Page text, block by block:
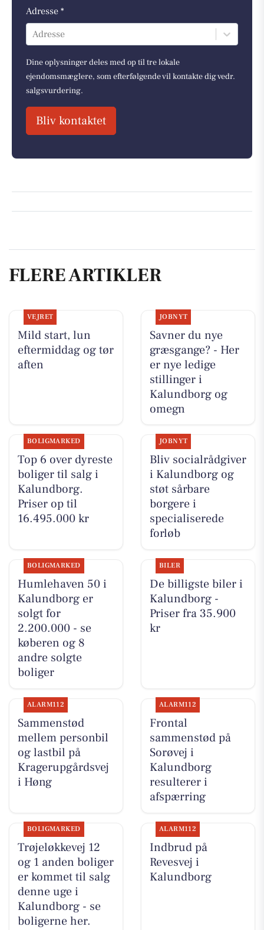
Adresse *
Adresse
Dine oplysninger deles med op til tre lokale
ejendomsmæglere, som efterfølgende vil kontakte dig vedr.
salgsvurdering.
Bliv kontaktet
FLERE ARTIKLER
VEJRET
Mild start, lun
eftermiddag og tør
aften
JOBNYT
Savner du nye
græsgange? - Her
er nye ledige
stillinger i
Kalundborg og
omegn
BOLIGMARKED
Top 6 over dyreste
boliger til salg i
Kalundborg.
Priser op til
16.495.000 kr
JOBNYT
Bliv socialrådgiver
i Kalundborg og
støt sårbare
borgere i
specialiserede
forløb
BOLIGMARKED
Humlehaven 50 i
Kalundborg er
solgt for
2.200.000 - se
køberen og 8
andre solgte
boliger
BILER
De billigste biler i
Kalundborg -
Priser fra 35.900
kr
ALARM112
Sammenstød
mellem personbil
og lastbil på
Kragerupgårdsvej
i Høng
ALARM112
Frontal
sammenstød på
Sorøvej i
Kalundborg
resulterer i
afspærring
BOLIGMARKED
Trøjeløkkevej 12
og 1 anden boliger
er kommet til salg
denne uge i
Kalundborg - se
boligerne her.
ALARM112
Indbrud på
Revesvej i
Kalundborg